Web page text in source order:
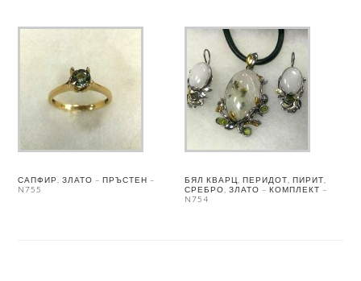
САПФИР, ЗЛАТО – ПРЪСТЕН –
N755
БЯЛ КВАРЦ, ПЕРИДОТ, ПИРИТ,
СРЕБРО, ЗЛАТО – КОМПЛЕКТ –
N754